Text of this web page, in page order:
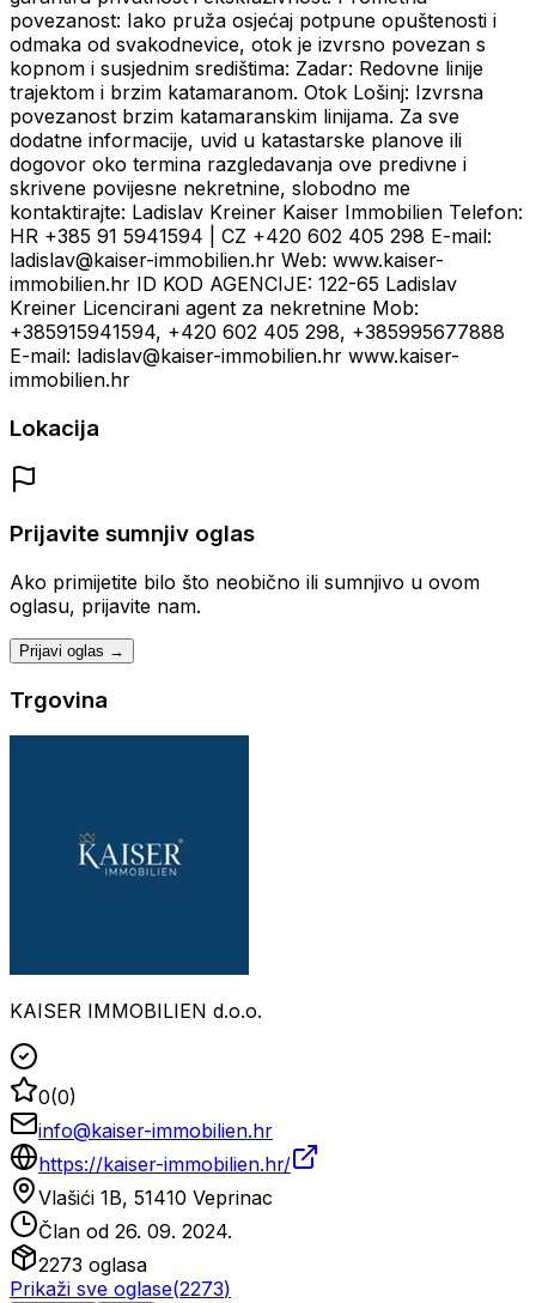
povezanost: Iako pruža osjećaj potpune opuštenosti i
odmaka od svakodnevice, otok je izvrsno povezan s
kopnom i susjednim središtima: Zadar: Redovne linije
trajektom i brzim katamaranom. Otok Lošinj: Izvrsna
povezanost brzim katamaranskim linijama. Za sve
dodatne informacije, uvid u katastarske planove ili
dogovor oko termina razgledavanja ove predivne i
skrivene povijesne nekretnine, slobodno me
kontaktirajte: Ladislav Kreiner Kaiser Immobilien Telefon:
HR +385 91 5941594 | CZ +420 602 405 298 E-mail:
ladislav@kaiser-immobilien.hr Web: www.kaiser-
immobilien.hr ID KOD AGENCIJE: 122-65 Ladislav
Kreiner Licencirani agent za nekretnine Mob:
+385915941594, +420 602 405 298, +385995677888
E-mail: ladislav@kaiser-immobilien.hr www.kaiser-
immobilien.hr
Lokacija
Prijavite sumnjiv oglas
Ako primijetite bilo što neobično ili sumnjivo u ovom
oglasu, prijavite nam.
Prijavi oglas →
Trgovina
KAISER IMMOBILIEN d.o.o.
0(0)
info@kaiser-immobilien.hr
https://kaiser-immobilien.hr/
Vlašići 1B, 51410 Veprinac
Član od 26. 09. 2024.
2273 oglasa
Prikaži sve oglase(2273)